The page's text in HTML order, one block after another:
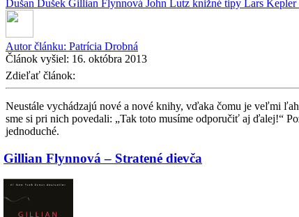
Dušan Dušek Gillian Flynnová John Lutz knižné tipy Lars Kepler
Autor článku: Patrícia Drobná
Článok vyšiel: 16. októbra 2013
Zdieľať článok:
Neustále vychádzajú nové a nové knihy, vďaka čomu je veľmi
sme si pri nich povedali: „Tak toto musíme odporučiť aj ďalej!“
jednoduché.
Gillian Flynnová – Stratené dievča